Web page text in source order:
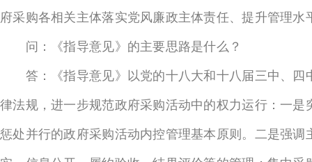
府采购各相关主体落实党风廉政主体责任、提升管理
问：《指导意见》的主要思路是什么？
答：《指导意见》以党的十八大和十八届三中、四
律法规，进一步规范政府采购活动中的权力运行：一
惩处并行的政府采购活动内控管理基本原则。二是强